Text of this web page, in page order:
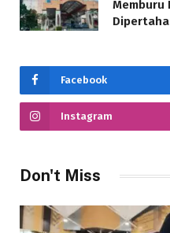
Memburu
Facebook
Instagram
Don't Miss